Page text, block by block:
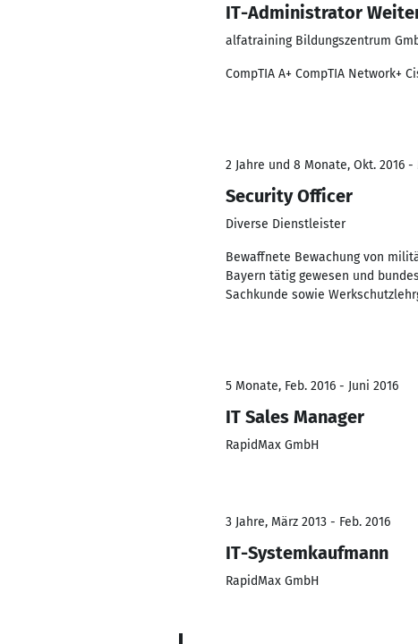
IT-Administrator
alfatraining Bildungszentrum
CompTIA A+ CompTIA Network+
2 Jahre und 8 Monate, Okt. 2016 -
Security Officer
Diverse Dienstleister
Bewaffnete Bewachung von
Bayern tätig gewesen und
Sachkunde sowie
5 Monate, Feb. 2016 - Juni 2016
IT Sales Manager
RapidMax GmbH
3 Jahre, März 2013 - Feb. 2016
IT-Systemkaufmann
RapidMax GmbH